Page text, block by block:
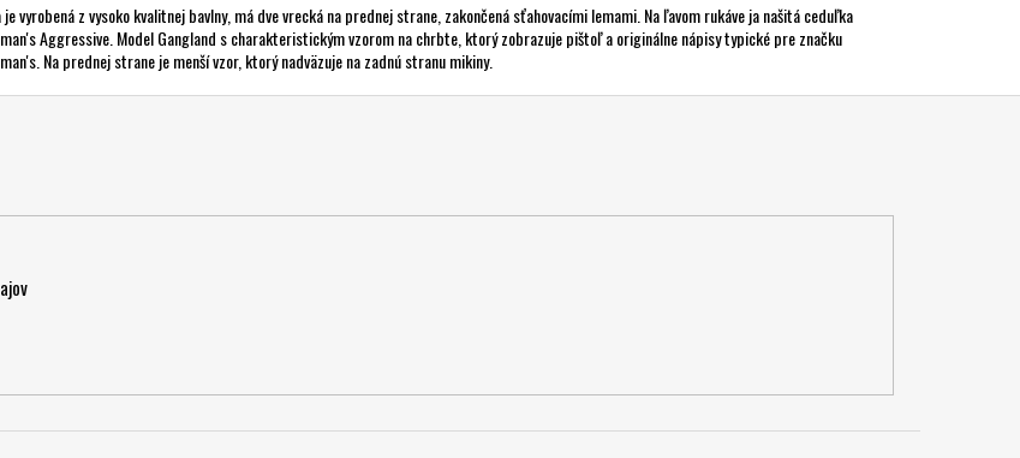
je vyrobená z vysoko kvalitnej bavlny, má dve vrecká na prednej strane, zakončená sťahovacími lemami. Na ľavom rukáve ja našitá ceduľka
Aggressive. Model Gangland s charakteristickým vzorom na chrbte, ktorý zobrazuje pištoľ a originálne nápisy typické pre značku
Na prednej strane je menší vzor, ktorý nadväzuje na zadnú stranu mikiny.